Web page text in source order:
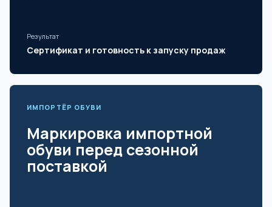
Результат
Сертификат и готовность к запуску продаж
ИМПОРТЁР ОБУВИ
Маркировка импортной
обуви перед сезонной
поставкой